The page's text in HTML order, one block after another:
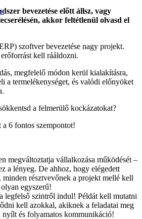
bevezetése előtt állsz, vagy
akkor feltétlenül olvasd el
szoftver bevezetése nagy projekt.
kell rááldozni.
megfelelő módon kerül kialakításra,
a termelékenységet, és valódi előnyöket
a felmerülő kockázatokat?
6 fontos szempontot!
megváltoztatja vállalkozása működését –
a lényeg. De ahhoz, hogy elégedett
minden résztvevőnek a projekt mellé kell
egyszerű!
legfelső szintről indul! Példát kell mutatni
kell azokkal, akiknek a feladatai meg
és folyamatos kommunikáció!